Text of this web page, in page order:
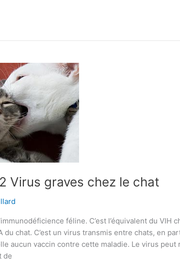
Virus graves chez le chat
féline. C’est l’équivalent du VIH
du chat. C’est un virus transmis entre chats, en
aucun vaccin contre cette maladie. Le virus
de